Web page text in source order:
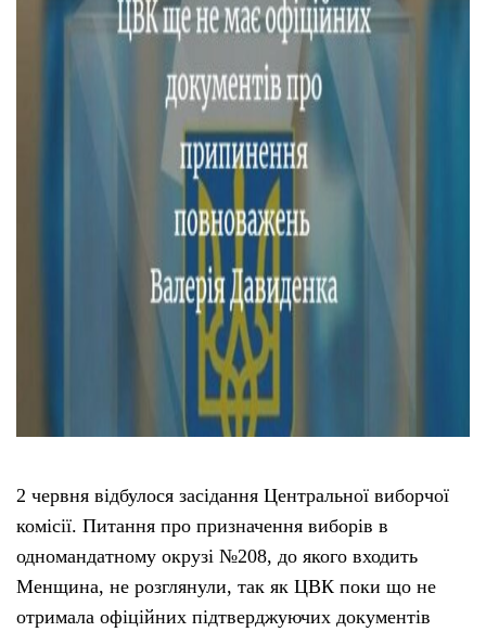
2 червня відбулося засідання Центральної виборчої
комісії. Питання про призначення виборів в
одномандатному окрузі №208, до якого входить
Менщина, не розглянули, так як ЦВК поки що не
отримала офіційних підтверджуючих документів